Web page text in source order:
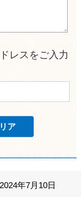
レスをご入力
2024年7月10日